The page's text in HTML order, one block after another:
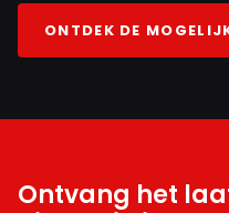
ONTDEK DE
Ontvang het